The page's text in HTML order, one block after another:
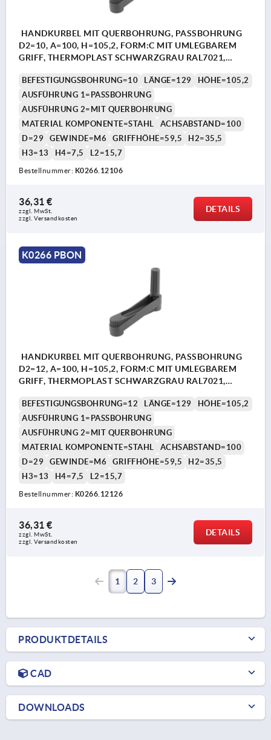
HANDKURBEL MIT QUERBOHRUNG, PASSBOHRUNG
D2=10, A=100, H=105,2, FORM:C MIT UMLEGBAREM
GRIFF, THERMOPLAST SCHWARZGRAU RAL7021,
BEFESTIGUNGSBOHRUNG=10 LÄNGE=129
HÖHE=105,2
AUSFÜHRUNG 1=PASSBOHRUNG
AUSFÜHRUNG 2=MIT QUERBOHRUNG
MATERIAL KOMPONENTE=STAHL
ACHSABSTAND=100
D=29
GEWINDE=M6 GRIFFHÖHE=59,5
H2=35,5
H3=13
H4=7,5 L2=15,7
Bestellnummer: K0266.12106
36,31 €
zzgl. MwSt.
zzgl. Versandkosten
DETAILS
K0266 PBON
HANDKURBEL MIT QUERBOHRUNG, PASSBOHRUNG
D2=12, A=100, H=105,2, FORM:C MIT UMLEGBAREM
GRIFF, THERMOPLAST SCHWARZGRAU RAL7021,
BEFESTIGUNGSBOHRUNG=12 LÄNGE=129
HÖHE=105,2
AUSFÜHRUNG 1=PASSBOHRUNG
AUSFÜHRUNG 2=MIT QUERBOHRUNG
MATERIAL KOMPONENTE=STAHL
ACHSABSTAND=100
D=29
GEWINDE=M6 GRIFFHÖHE=59,5
H2=35,5
H3=13
H4=7,5 L2=15,7
Bestellnummer: K0266.12126
36,31 €
zzgl. MwSt.
zzgl. Versandkosten
DETAILS
1 2 3
PRODUKTDETAILS
CAD
DOWNLOADS